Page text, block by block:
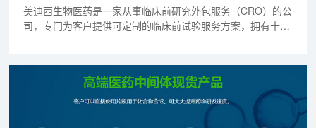
美迪西生物医药是一家从事临床前研究外包服务（CRO）的公
司，专门为客户提供可定制的临床前试验服务方案，拥有十余